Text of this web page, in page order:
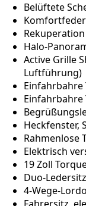
Belüftete
Rekuperation
Halo-
Active Grille
Luftführung)
Heckfenster,
Rahmenlose
Elektrisch
19 Zoll
Duo-
4-Wege-